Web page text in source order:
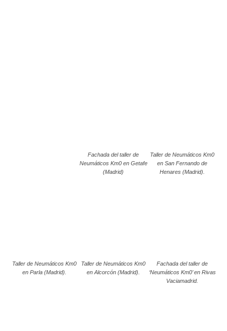
Fachada del taller de
Neumáticos Km0 en Getafe
(Madrid)
Taller de Neumáticos Km0
en San Fernando de
Henares (Madrid).
Taller de Neumáticos Km0
en Parla (Madrid).
Taller de Neumáticos Km0
en Alcorcón (Madrid).
Fachada del taller de
‘Neumáticos Km0’ en Rivas
Vaciamadrid.